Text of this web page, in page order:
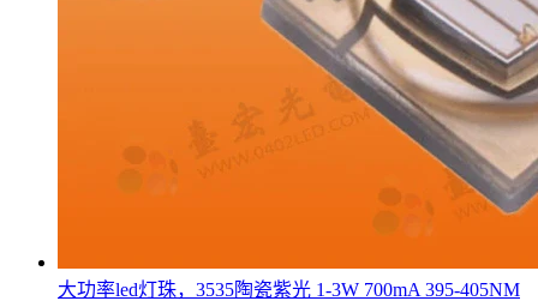
大功率led灯珠，3535陶瓷紫光 1-3W 700mA 395-405NM